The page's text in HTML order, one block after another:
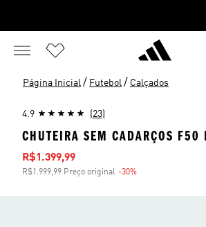
Página Inicial / Futebol / Calçados
4.9 (23)
CHUTEIRA SEM CADARÇOS F50
Preço com desconto
R$1.399,99
R$1.999,99 Preço original -30%